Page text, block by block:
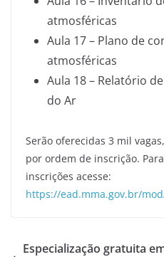
atmosféricas
Aula 17 – Plano de
atmosféricas
Aula 18 – Relatório
do Ar
Serão oferecidas 3 mil
por ordem de inscrição.
inscrições acesse:
https://ead.mma.gov.br/
Especialização gratuita